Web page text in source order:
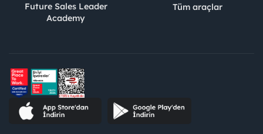
Future Sales Leader
Academy
Tüm araçlar